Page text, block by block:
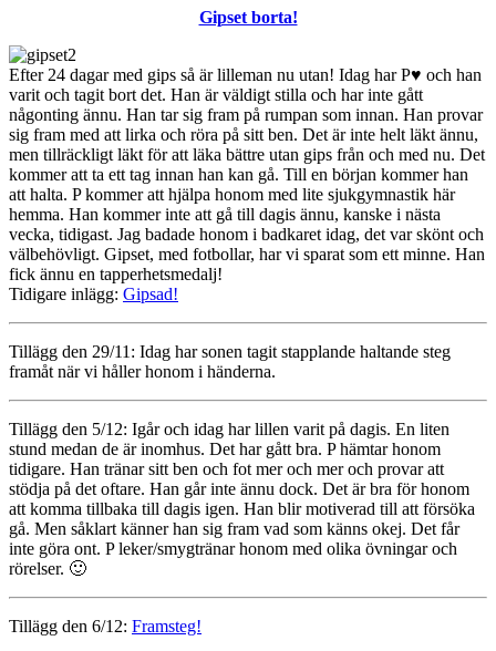
Gipset borta!
Efter 24 dagar med gips så är lilleman nu utan! Idag har P♥ och han
varit och tagit bort det. Han är väldigt stilla och har inte gått
någonting ännu. Han tar sig fram på rumpan som innan. Han provar
sig fram med att lirka och röra på sitt ben. Det är inte helt läkt ännu,
men tillräckligt läkt för att läka bättre utan gips från och med nu. Det
kommer att ta ett tag innan han kan gå. Till en början kommer han
att halta. P kommer att hjälpa honom med lite sjukgymnastik här
hemma. Han kommer inte att gå till dagis ännu, kanske i nästa
vecka, tidigast. Jag badade honom i badkaret idag, det var skönt och
välbehövligt. Gipset, med fotbollar, har vi sparat som ett minne. Han
fick ännu en tapperhetsmedalj!
Tidigare inlägg: Gipsad!
Tillägg den 29/11: Idag har sonen tagit stapplande haltande steg
framåt när vi håller honom i händerna.
Tillägg den 5/12: Igår och idag har lillen varit på dagis. En liten
stund medan de är inomhus. Det har gått bra. P hämtar honom
tidigare. Han tränar sitt ben och fot mer och mer och provar att
stödja på det oftare. Han går inte ännu dock. Det är bra för honom
att komma tillbaka till dagis igen. Han blir motiverad till att försöka
gå. Men såklart känner han sig fram vad som känns okej. Det får
inte göra ont. P leker/smygtränar honom med olika övningar och
rörelser. 🙂
Tillägg den 6/12: Framsteg!